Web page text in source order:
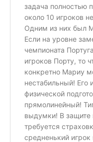
задача полностью
около 10 игроков
Одним из них был
Если на уровне
чемпионата
игроков Порту, то
конкретно Мариу
нестабильный! Его
физической
прямолинейный!
выдумки! В
требуется
средненький